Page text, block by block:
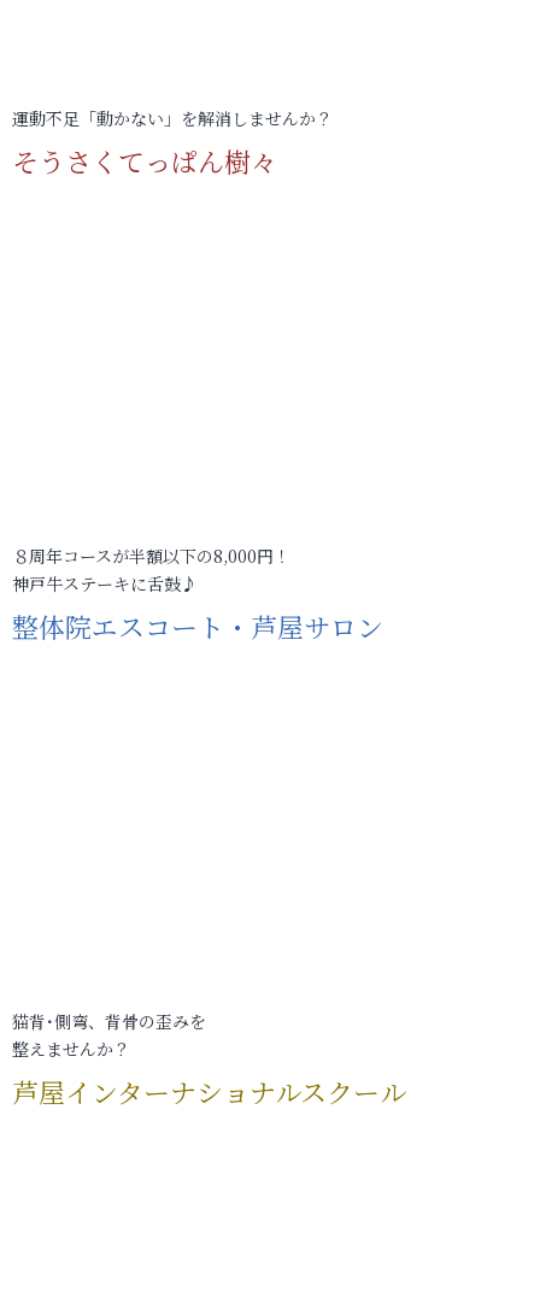
運動不足「動かない」を解消しませんか？
そうさくてっぱん樹々
８周年コースが半額以下の8,000円！
神戸牛ステーキに舌鼓♪
整体院エスコート・芦屋サロン
猫背･側弯、背骨の歪みを
整えませんか？
芦屋インターナショナルスクール